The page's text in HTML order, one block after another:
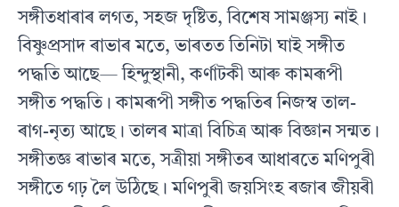
সঙ্গীতধাৰাৰ লগত, সহজ দৃষ্টিত, বিশেষ সামঞ্জস্য নাই।
বিষ্ণুপ্ৰসাদ ৰাভাৰ মতে, ভাৰতত তিনিটা ঘাই সঙ্গীত
পদ্ধতি আছে— হিন্দুস্থানী, কৰ্ণাটকী আৰু কামৰূপী
সঙ্গীত পদ্ধতি। কামৰূপী সঙ্গীত পদ্ধতিৰ নিজস্ব তাল-
ৰাগ-নৃত্য আছে। তালৰ মাত্ৰা বিচিত্ৰ আৰু বিজ্ঞান সন্মত।
সঙ্গীতজ্ঞ ৰাভাৰ মতে, সত্ৰীয়া সঙ্গীতৰ আধাৰতে মণিপুৰী
সঙ্গীতে গঢ় লৈ উঠিছে। মণিপুৰী জয়সিংহ ৰজাৰ জীয়ৰী